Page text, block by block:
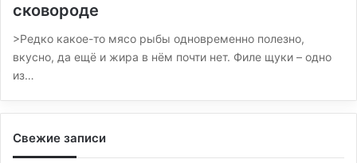
сковороде
>Редко какое-то мясо рыбы одновременно полезно,
вкусно, да ещё и жира в нём почти нет. Филе щуки – одно
из…
Свежие записи